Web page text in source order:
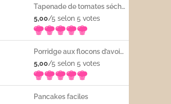
Tapenade de tomates séchées
5,00/5 selon 5 votes
Porridge aux flocons d’avoine avec les fruits frais
5,00/5 selon 5 votes
Pancakes faciles